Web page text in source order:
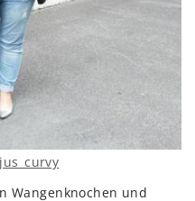
Wangenknochen und